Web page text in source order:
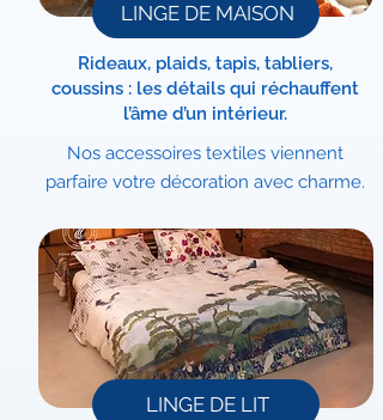
LINGE DE MAISON
Rideaux, plaids, tapis, tabliers,
coussins : les détails qui réchauffent
l’âme d’un intérieur.
Nos accessoires textiles viennent
parfaire votre décoration avec charme.
LINGE DE LIT